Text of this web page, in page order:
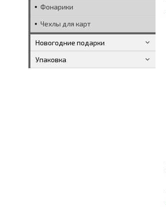
Фонарики
Чехлы для карт
Новогодние подарки
Упаковка